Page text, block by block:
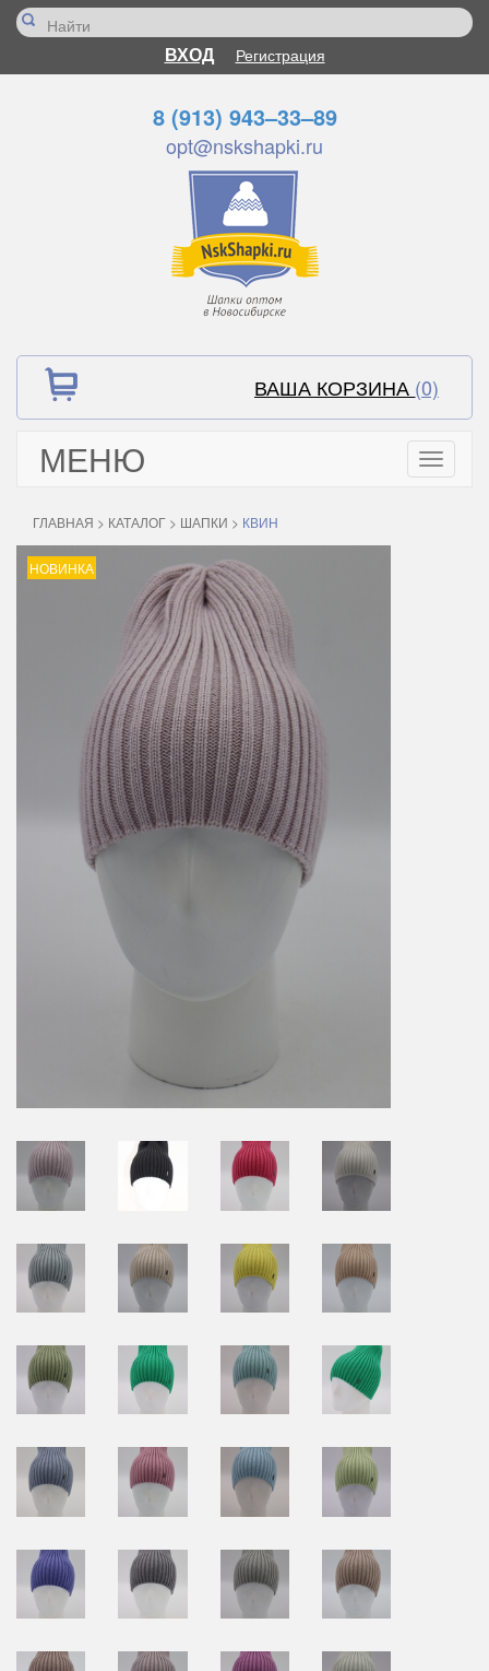
ВХОД Регистрация
8 (913) 943–33–89
opt@nskshapki.ru
ВАША КОРЗИНА (0)
МЕНЮ
Toggle
ГЛАВНАЯ > КАТАЛОГ > ШАПКИ > КВИН
НОВИНКА